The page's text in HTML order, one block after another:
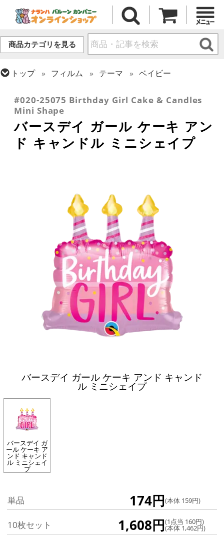
商品カテゴリを見る
トップ フィルム テーマ
ベイビー
#020-25075 Birthday Girl Cake & Candles
Mini Shape
バースデイ ガール ケーキ アン
ド キャンドル ミニシェイプ
バースデイ ガール ケーキ アンド キャンド
ル ミニシェイプ
バースデイ ガ
ール ケーキ ア
ンド キャンド
ル ミニシェイ
プ
単品 174円(本体 159円)
10枚セット 1,608円(1点当 160円)
(本体 1,462円)